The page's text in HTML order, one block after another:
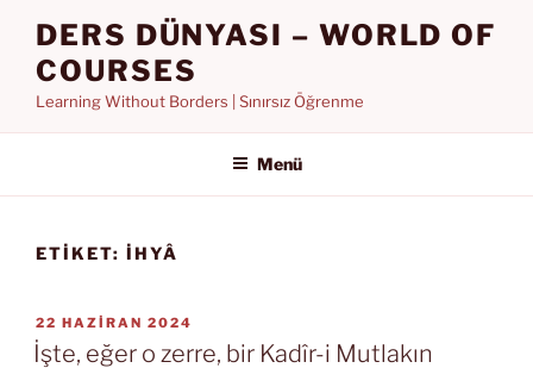
DERS DÜNYASI – WORLD OF
COURSES
Learning Without Borders | Sınırsız Öğrenme
Menü
ETIKET: İHYÂ
YAYIM
TARIHI
22 HAZIRAN 2024
İşte, eğer o zerre, bir Kadîr-i Mutlakın